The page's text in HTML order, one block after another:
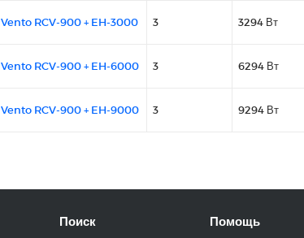
Vento RCV-900 + EH-3000 3 3294 Вт
Vento RCV-900 + EH-6000 3 6294 Вт
Vento RCV-900 + EH-9000 3 9294 Вт
Поиск Помощь